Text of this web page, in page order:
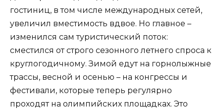
гостиниц, в том числе международных сетей,
увеличил вместимость вдвое. Но главное –
изменился сам туристический поток:
сместился от строго сезонного летнего спроса к
круглогодичному. Зимой едут на горнолыжные
трассы, весной и осенью – на конгрессы и
фестивали, которые теперь регулярно
проходят на олимпийских площадках. Это